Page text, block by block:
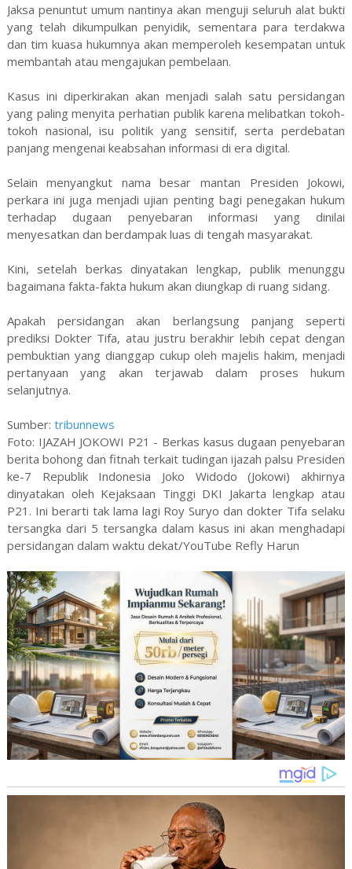
Jaksa penuntut umum nantinya akan menguji seluruh alat bukti
yang telah dikumpulkan penyidik, sementara para terdakwa
dan tim kuasa hukumnya akan memperoleh kesempatan untuk
membantah atau mengajukan pembelaan.
Kasus ini diperkirakan akan menjadi salah satu persidangan
yang paling menyita perhatian publik karena melibatkan tokoh-
tokoh nasional, isu politik yang sensitif, serta perdebatan
panjang mengenai keabsahan informasi di era digital.
Selain menyangkut nama besar mantan Presiden Jokowi,
perkara ini juga menjadi ujian penting bagi penegakan hukum
terhadap dugaan penyebaran informasi yang dinilai
menyesatkan dan berdampak luas di tengah masyarakat.
Kini, setelah berkas dinyatakan lengkap, publik menunggu
bagaimana fakta-fakta hukum akan diungkap di ruang sidang.
Apakah persidangan akan berlangsung panjang seperti
prediksi Dokter Tifa, atau justru berakhir lebih cepat dengan
pembuktian yang dianggap cukup oleh majelis hakim, menjadi
pertanyaan yang akan terjawab dalam proses hukum
selanjutnya.
Sumber: tribunnews
Foto: IJAZAH JOKOWI P21 - Berkas kasus dugaan penyebaran
berita bohong dan fitnah terkait tudingan ijazah palsu Presiden
ke-7 Republik Indonesia Joko Widodo (Jokowi) akhirnya
dinyatakan oleh Kejaksaan Tinggi DKI Jakarta lengkap atau
P21. Ini berarti tak lama lagi Roy Suryo dan dokter Tifa selaku
tersangka dari 5 tersangka dalam kasus ini akan menghadapi
persidangan dalam waktu dekat/YouTube Refly Harun